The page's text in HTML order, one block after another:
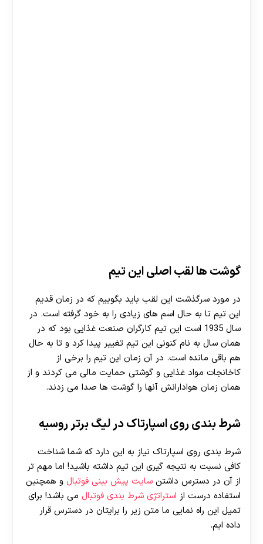
گوشت ها لقب اصلی این تیم
در مورد سرگذشت این لقب باید بگوییم که در زمان قدیم
این تیم تا به حال اسم های زیادی را به خود گرفته است. در
سال 1935 است این تیم کارگران صنعت غذایی بود که در
همان سال به نام کنونی این تیم تغییر پیدا کرد و تا به حال
هم باقی مانده است. در آن زمان این تیم را برخی از
کاخانجات مواد غذایی و گوشتی حمایت مالی می کردند و از
همان زمان هوادارانش آنها را گوشت ها صدا می زدند.
شرط بندی روی اسپارتاک در لیگ برتر روسیه
شرط بندی روی اسپارتاک نیاز به این دارد که شما شناخت
کافی نسبت به نتیجه گیری این تیم داشته باشید! اما مهم تر
از آن در دسترس داشتن سایت پیش بینی فوتبال و همچنین
استفاده درست از استراتژی شرط بندی فوتبال می باشد! برای
تمیل این راه نمایی ما متن زیر را برایتان در دسترس قرار
داده ایم.